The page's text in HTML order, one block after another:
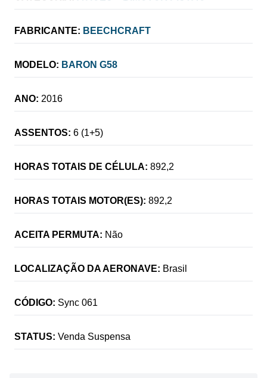
FABRICANTE: BEECHCRAFT
MODELO: BARON G58
ANO: 2016
ASSENTOS: 6 (1+5)
HORAS TOTAIS DE CÉLULA: 892,2
HORAS TOTAIS MOTOR(ES): 892,2
ACEITA PERMUTA: Não
LOCALIZAÇÃO DA AERONAVE: Brasil
CÓDIGO: Sync 061
STATUS: Venda Suspensa